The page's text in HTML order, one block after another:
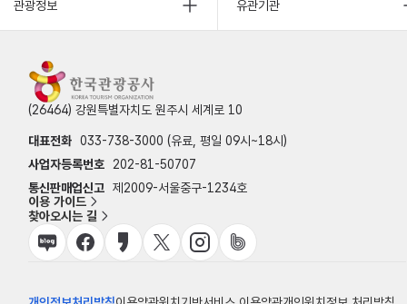
관광정보 유관기관
(26464) 강원특별자치도 원주시 세계로 10
대표전화 033-738-3000 (유료, 평일 09시~18시)
사업자등록번호
202-81-50707
통신판매업신고 제2009-서울중구-1234호
이용 가이드
찾아오시는 길